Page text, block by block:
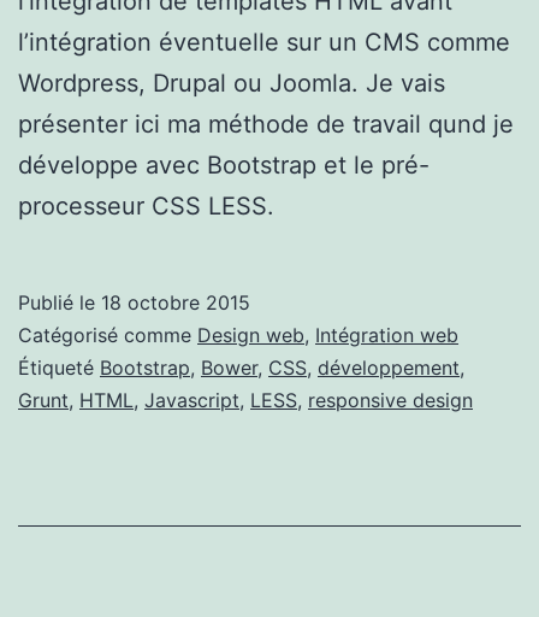
l’intégration éventuelle sur un CMS comme
Wordpress, Drupal ou Joomla. Je vais
présenter ici ma méthode de travail qund je
développe avec Bootstrap et le pré-
processeur CSS LESS.
Publié le 18 octobre 2015
Catégorisé comme Design web, Intégration web
Étiqueté Bootstrap, Bower, CSS, développement,
Grunt, HTML, Javascript, LESS, responsive design